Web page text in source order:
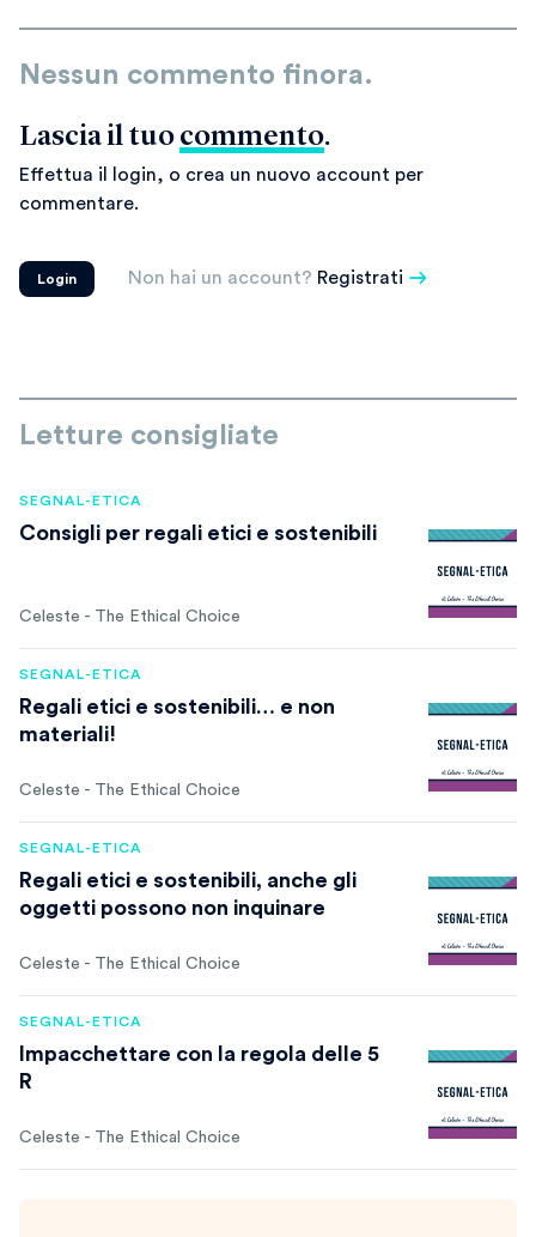
Nessun commento finora.
Lascia il tuo commento.
Effettua il login, o crea un nuovo account per
commentare.
Login Non hai un account? Registrati
Letture consigliate
SEGNAL-ETICA
Consigli per regali etici e sostenibili
Celeste - The Ethical Choice
SEGNAL-ETICA
Regali etici e sostenibili… e non
materiali!
Celeste - The Ethical Choice
SEGNAL-ETICA
Regali etici e sostenibili, anche gli
oggetti possono non inquinare
Celeste - The Ethical Choice
SEGNAL-ETICA
Impacchettare con la regola delle 5
R
Celeste - The Ethical Choice